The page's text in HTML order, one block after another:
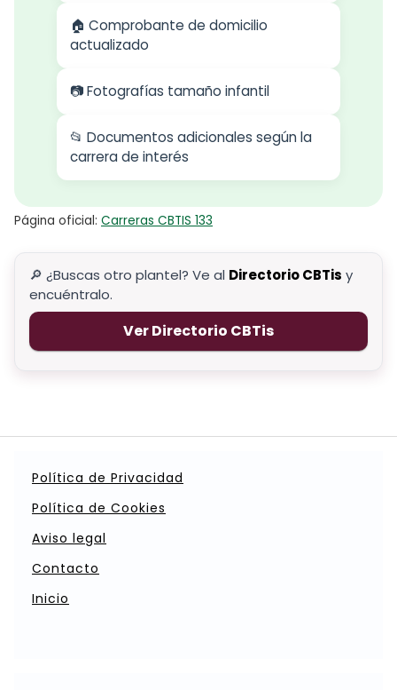
🏠 Comprobante de domicilio
actualizado
📷 Fotografías tamaño infantil
📂 Documentos adicionales según la
carrera de interés
Página oficial: Carreras CBTIS 133
🔎 ¿Buscas otro plantel? Ve al Directorio CBTis y
encuéntralo.
Ver Directorio CBTis
Política de Privacidad
Política de Cookies
Aviso legal
Contacto
Inicio